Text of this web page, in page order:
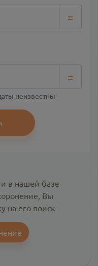
=
=
неизвестны
в нашей базе
Вы
на его поиск